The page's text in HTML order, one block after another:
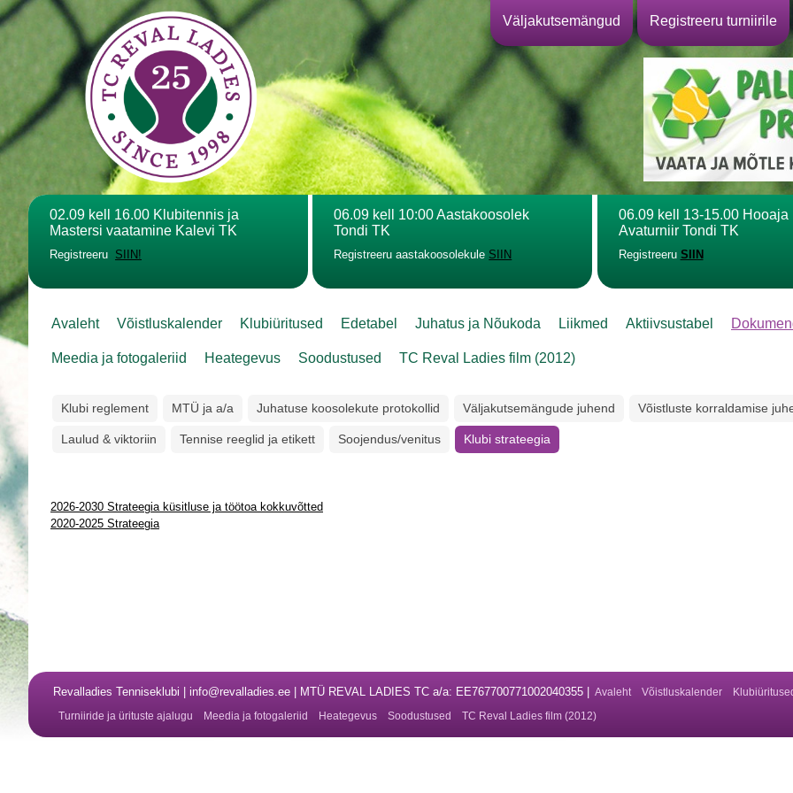
Väljakutsemängud Registreeru turniirile
02.09 kell 16.00 Klubitennis ja
Mastersi vaatamine Kalevi TK
Registreeru SIIN!
06.09 kell 10:00 Aastakoosolek
Tondi TK
Registreeru aastakoosolekule SIIN
06.09 kell 13-15.00 Hooaja
Avaturniir Tondi TK
Registreeru SIIN
Avaleht Võistluskalender Klubiüritused Edetabel Juhatus ja Nõukoda Liikmed Aktiivsustabel
Meedia ja fotogaleriid Heategevus Soodustused TC Reval Ladies film (2012)
Klubi reglement MTÜ ja a/a Juhatuse koosolekute protokollid Väljakutsemängude juhend Võistluste korraldamise
Laulud & viktoriin Tennise reeglid ja etikett Soojendus/venitus Klubi strateegia
2026-2030 Strateegia küsitluse ja töötoa kokkuvõtted
2020-2025 Strateegia
Revalladies Tenniseklubi | info@revalladies.ee | MTÜ REVAL LADIES TC a/a: EE767700771002040355 | Avaleht Võistluskalender
Turniiride ja ürituste ajalugu
Meedia ja fotogaleriid Heategevus Soodustused TC Reval Ladies film (2012)